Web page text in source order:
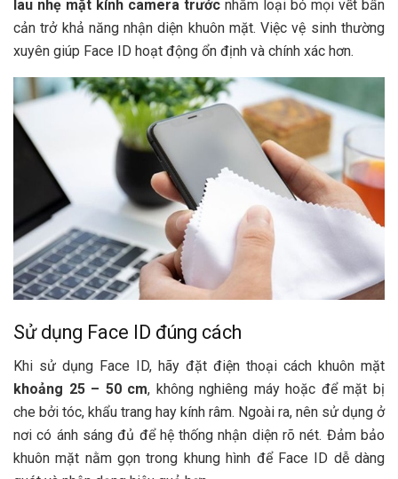
lau nhẹ mặt kính camera trước nhằm loại bỏ mọi vết bẩn
cản trở khả năng nhận diện khuôn mặt. Việc vệ sinh thường
xuyên giúp Face ID hoạt động ổn định và chính xác hơn.
Sử dụng Face ID đúng cách
Khi sử dụng Face ID, hãy đặt điện thoại cách khuôn mặt
khoảng 25 – 50 cm, không nghiêng máy hoặc để mặt bị
che bởi tóc, khẩu trang hay kính râm. Ngoài ra, nên sử dụng ở
nơi có ánh sáng đủ để hệ thống nhận diện rõ nét. Đảm bảo
khuôn mặt nằm gọn trong khung hình để Face ID dễ dàng